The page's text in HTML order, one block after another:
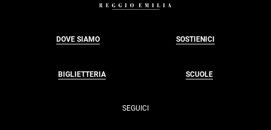
DOVE SIAMO SOSTIENICI
BIGLIETTERIA SCUOLE
SEGUICI